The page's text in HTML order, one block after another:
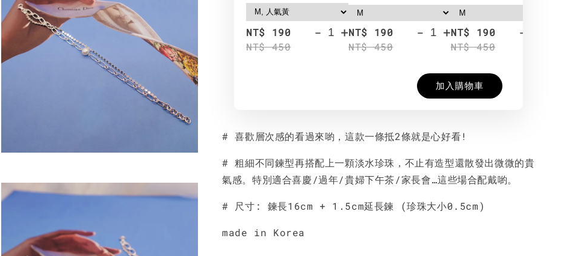
NT$ 190
NT$ 450
- +NT$ 190
NT$ 450
- +NT$ 190
NT$ 450
-
加入購物車
# 喜歡層次感的看過來喲，這款一條抵2條就是心好看!
# 粗細不同鍊型再搭配上一顆淡水珍珠，不止有造型還散發出微微的貴
氣感。特別適合喜慶/過年/貴婦下午茶/家長會…這些場合配戴喲。
# 尺寸: 鍊長16cm + 1.5cm延長鍊 (珍珠大小0.5cm)
made in Korea